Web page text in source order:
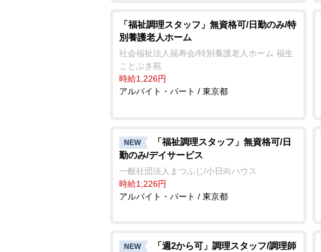
「福祉調理スタッフ」無資格可/日勤のみ/特
別養護老人ホーム
社会福祉法人福寿会/特別養護老人ホーム 福生
ことぶき苑
時給1,226円
アルバイト・パート / 東京都
NEW
「福祉調理スタッフ」無資格可/日
勤のみ/デイサービス
一般社団法人まつふじ/小日向ハウス
時給1,226円
アルバイト・パート / 東京都
NEW
「週2から可」調理スタッフ/調理師